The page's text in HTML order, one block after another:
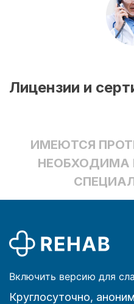
Лицензии и
ИМЕЮТСЯ
НЕОБХОДИМА
Включить версию для
Круглосуточно,